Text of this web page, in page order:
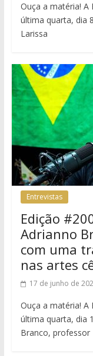
Ouça a matéria! A
última quarta, dia
Larissa
Entrevistas
Edição
Adrianno
com uma
nas artes
17 de junho de
Ouça a matéria! A
última quarta, dia
Branco, professor